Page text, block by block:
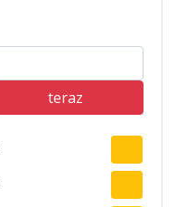
teraz